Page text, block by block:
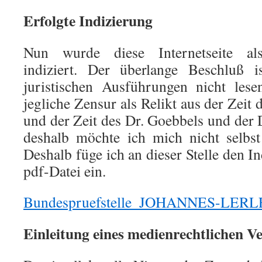
Erfolgte Indizierung
Nun wurde diese Internetseite als
indiziert. Der überlange Beschluß
juristischen Ausführungen nicht
jegliche Zensur als Relikt aus der Zeit
und der Zeit des Dr. Goebbels und der
deshalb möchte ich mich nicht
Deshalb füge ich an dieser Stelle den
pdf-Datei ein.
Bundespruefstelle_JOHANNES-
Einleitung eines medienrechtlichen